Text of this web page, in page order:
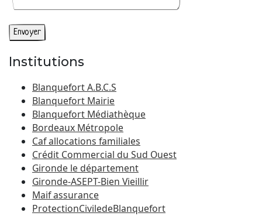
Institutions
Blanquefort A.B.C.S
Blanquefort Mairie
Blanquefort Médiathèque
Bordeaux Métropole
Caf allocations familiales
Crédit Commercial du Sud Ouest
Gironde le département
Gironde-ASEPT-Bien Vieillir
Maif assurance
ProtectionCiviledeBlanquefort